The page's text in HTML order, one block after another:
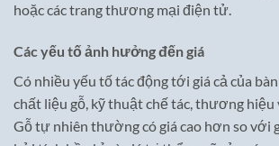
hoặc các trang thương mại điện tử.
Các yếu tố ảnh hưởng đến giá
Có nhiều yếu tố tác động tới giá cả của
chất liệu gỗ, kỹ thuật chế tác, thương hiệu
Gỗ tự nhiên thường có giá cao hơn so với